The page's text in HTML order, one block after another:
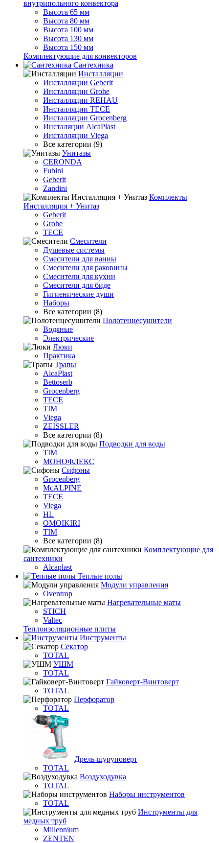
внутрипольного конвектора
Высота 65 мм
Высота 80 мм
Высота 100 мм
Высота 130 мм
Высота 150 мм
Комплектующие для конвекторов
Сантехника
Инсталляции
Инсталляции Geberit
Инсталляции Grohe
Инсталляции REHAU
Инсталляции TECE
Инсталляции Grocenberg
Инсталяции AlcaPlast
Инсталляции Viega
Все категории (9)
Унитазы
CERONDA
Fubini
Geberit
Zandini
Комплекты
Инсталляция + Унитаз
Geberit
Grohe
TECE
Смесители
Душевые системы
Смесители для ванны
Смесители для раковины
Смесители для кухни
Смесители для биде
Гигиенические души
Наборы
Все категории (8)
Полотенцесушители
Водяные
Электрические
Люки
Практика
Трапы
AlcaPlast
Bettoserb
Grocenberg
TECE
TIM
Viega
ZEISSLER
Все категории (8)
Подводки для воды
TIM
МОНОФЛЕКС
Сифоны
Grocenberg
McALPINE
TECE
Viega
HL
OMOIKIRI
TIM
Все категории (8)
Комплектующие для
сантехники
Alcaplast
Теплые полы
Модули управления
Oventrop
Нагревательные маты
STICH
Valtec
Теплоизоляционные плиты
Инструменты
Секатор
TOTAL
УШМ
TOTAL
Гайковерт-Винтоверт
TOTAL
Перфоратор
TOTAL
Дрель-шуруповерт
TOTAL
Воздуходувка
TOTAL
Наборы инструментов
TOTAL
Инструменты для
медных труб
Millennium
ZENTEN